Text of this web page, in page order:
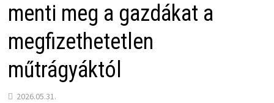
menti meg a gazdákat a
megfizethetetlen
műtrágyáktól
2026.05.31.